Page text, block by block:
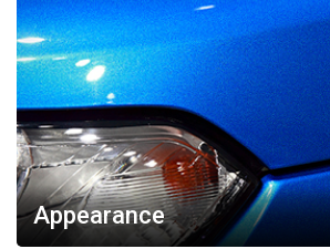
Appearance